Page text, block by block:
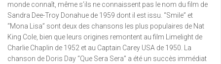
monde connaît, même s’ils ne connaissent pas le nom du film de
Sandra Dee-Troy Donahue de 1959 dont il est issu. “Smile” et
“Mona Lisa” sont deux des chansons les plus populaires de Nat
King Cole, bien que leurs origines remontent au film Limelight de
Charlie Chaplin de 1952 et au Captain Carey USA de 1950. La
chanson de Doris Day “Que Sera Sera” a été un succès immédiat